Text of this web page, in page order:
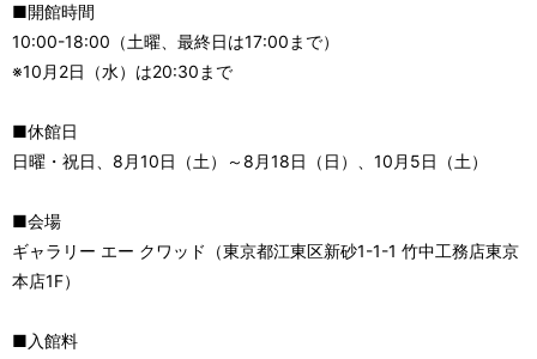
■開館時間
10:00-18:00（土曜、最終日は17:00まで）
※10月2日（水）は20:30まで
■休館日
日曜・祝日、8月10日（土）～8月18日（日）、10月5日（土）
■会場
ギャラリー エー クワッド（東京都江東区新砂1-1-1 竹中工務店東京
本店1F）
■入館料